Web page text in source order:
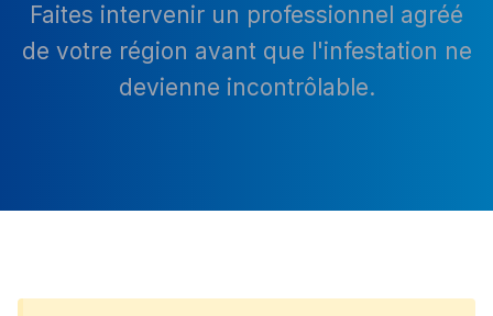
Faites intervenir un professionnel agréé
de votre région avant que l'infestation ne
devienne incontrôlable.